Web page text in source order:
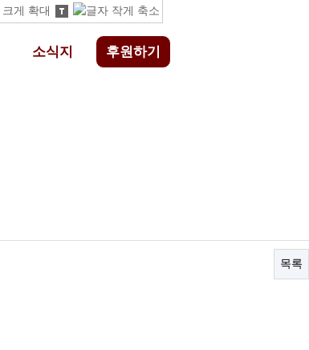
소식지 후원하기
목록